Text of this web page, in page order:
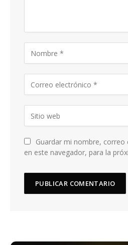
Guardar mi nombre,
en este navegador, para la